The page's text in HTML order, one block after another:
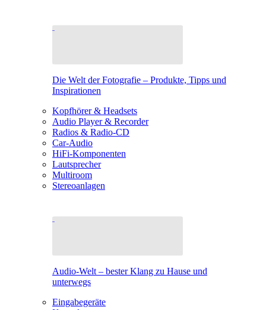
Die Welt der Fotografie – Produkte, Tipps und
Inspirationen
Kopfhörer & Headsets
Audio Player & Recorder
Radios & Radio-CD
Car-Audio
HiFi-Komponenten
Lautsprecher
Multiroom
Stereoanlagen
Audio-Welt – bester Klang zu Hause und
unterwegs
Eingabegeräte